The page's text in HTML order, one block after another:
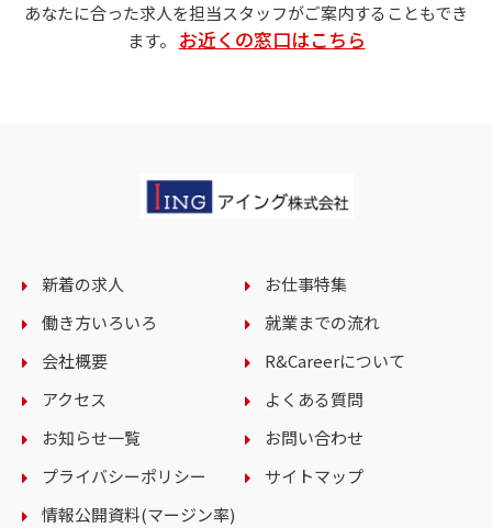
あなたに合った求人を担当スタッフがご案内することもでき
ます。 お近くの窓口はこちら
新着の求人
お仕事特集
働き方いろいろ
就業までの流れ
会社概要
R&Careerについて
アクセス
よくある質問
お知らせ一覧
お問い合わせ
プライバシーポリシー
サイトマップ
情報公開資料(マージン率)